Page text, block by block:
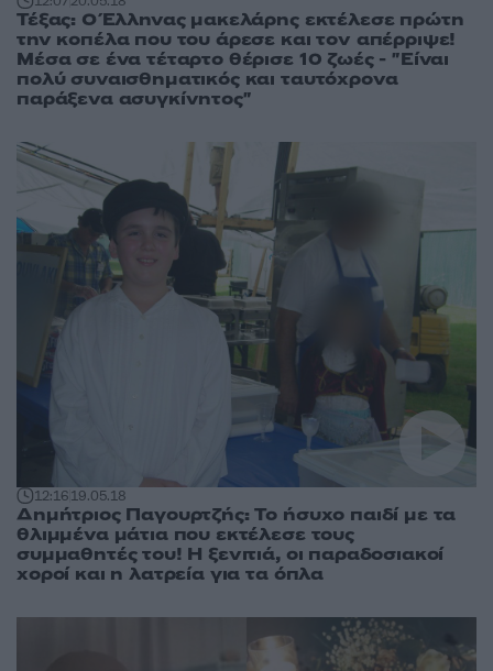
Τέξας: Ο Έλληνας μακελάρης εκτέλεσε πρώτη
την κοπέλα που του άρεσε και τον απέρριψε!
Μέσα σε ένα τέταρτο θέρισε 10 ζωές - "Είναι
πολύ συναισθηματικός και ταυτόχρονα
παράξενα ασυγκίνητος"
12:1619.05.18
Δημήτριος Παγουρτζής: Το ήσυχο παιδί με τα
θλιμμένα μάτια που εκτέλεσε τους
συμμαθητές του! Η ξενιτιά, οι παραδοσιακοί
χοροί και η λατρεία για τα όπλα